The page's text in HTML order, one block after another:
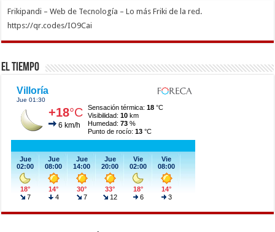
Frikipandi – Web de Tecnología – Lo más Friki de la red.
https://qr.codes/IO9Cai
El Tiempo